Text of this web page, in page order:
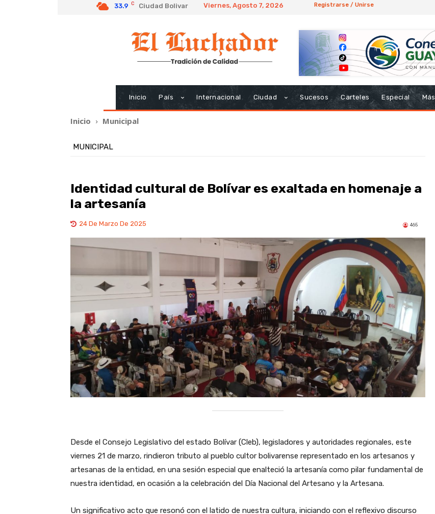
33.9 C Ciudad Bolivar Viernes, Agosto 7, 2026 Registrarse / Unirse
Inicio País Internacional Ciudad Sucesos Carteles Especial Más
Inicio Municipal
MUNICIPAL
Identidad cultural de Bolívar es exaltada en homenaje a
la artesanía
24 De Marzo De 2025 465
Desde el Consejo Legislativo del estado Bolívar (Cleb), legisladores y autoridades regionales, este
viernes 21 de marzo, rindieron tributo al pueblo cultor bolivarense representado en los artesanos y
artesanas de la entidad, en una sesión especial que enalteció la artesanía como pilar fundamental de
nuestra identidad, en ocasión a la celebración del Día Nacional del Artesano y la Artesana.
Un significativo acto que resonó con el latido de nuestra cultura, iniciando con el reflexivo discurso